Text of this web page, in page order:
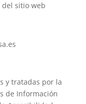
sitio web
y tratadas por la
de Información